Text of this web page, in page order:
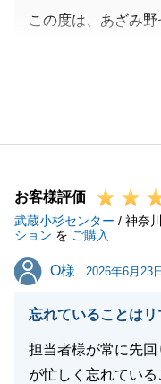
この度は、あざみ
ことは大変光栄で
私も極力お手間を
案内や段取りを組
お忙しい中にもかか
き大変感謝しており
今後とも、引き続
お客様評価
武蔵小杉センター / 神奈
ション を ご購入
O様
O様 2026年6月23日
忘れていることは
担当者様が常に先
が忙しく忘れてい